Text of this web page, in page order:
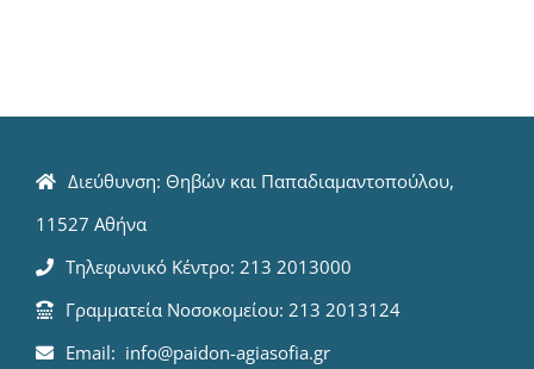
Διεύθυνση: Θηβών και Παπαδιαμαντοπούλου,
11527 Αθήνα
Τηλεφωνικό Κέντρο: 213 2013000
Γραμματεία Νοσοκομείου: 213 2013124
Email: info@paidon-agiasofia.gr